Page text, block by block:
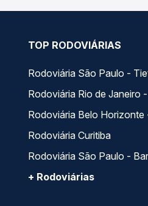
TOP RODOVIÁRIAS
Rodoviária São Paulo -
Rodoviária Rio de Janeiro
Rodoviária Belo Horizonte
Rodoviária Curitiba
Rodoviária São Paulo -
+ Rodoviárias